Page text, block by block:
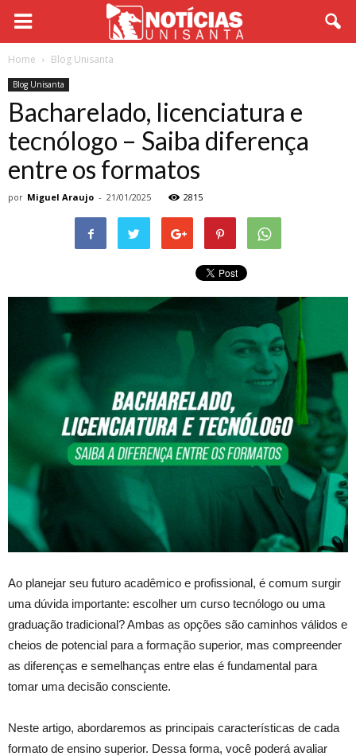
Home Blog Unisanta
Blog Unisanta
Bacharelado, licenciatura e
tecnólogo – Saiba diferença
entre os formatos
por Miguel Araujo - 21/01/2025 2815
Ao planejar seu futuro acadêmico e profissional, é comum surgir
uma dúvida importante: escolher um curso tecnólogo ou uma
graduação tradicional? Ambas as opções são caminhos válidos e
cheios de potencial para a formação superior, mas compreender
as diferenças e semelhanças entre elas é fundamental para
tomar uma decisão consciente.
Neste artigo, abordaremos as principais características de cada
formato de ensino superior. Dessa forma, você poderá avaliar